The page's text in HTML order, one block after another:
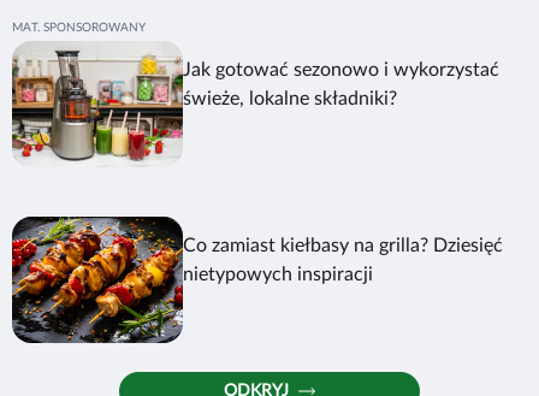
Jak gotować sezonowo i wykorzystać
świeże, lokalne składniki?
Co zamiast kiełbasy na grilla? Dziesięć
nietypowych inspiracji
ODKRYJ